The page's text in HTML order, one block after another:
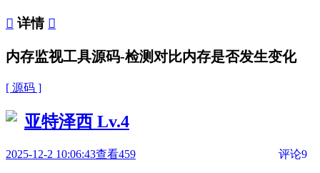
 详情 
内存监视工具源码-检测对比内存是否发生变化
[ 源码 ]
亚特泽西 Lv.4
2025-12-2 10:06:43查看459 评论9